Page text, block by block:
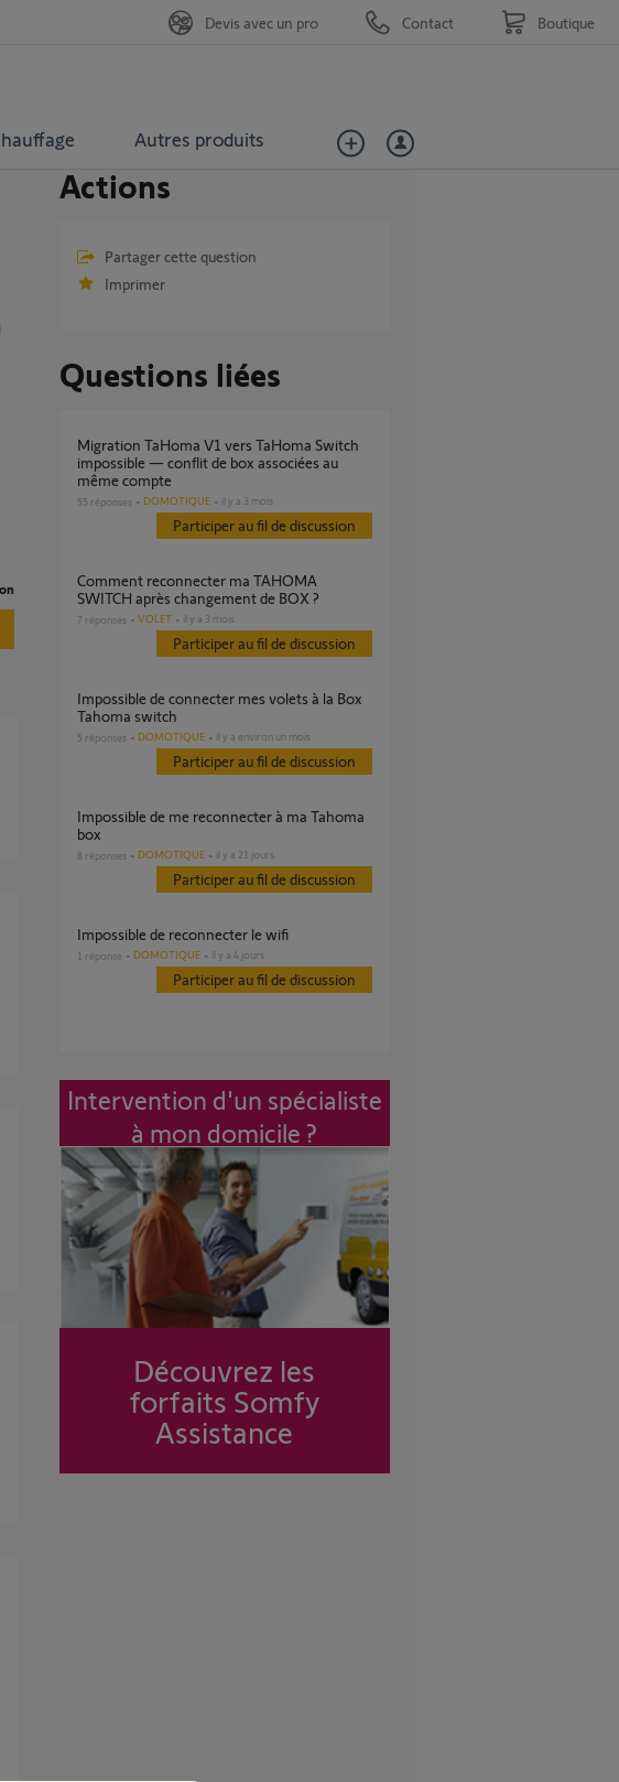
Autres produits
Devis avec un pro Contact Boutique
Actions
Partager cette question
Imprimer
Questions liées
Migration TaHoma V1 vers TaHoma Switch
impossible — conflit de box associées au
même compte
55 réponses DOMOTIQUE il y a 3 mois
Participer au fil de discussion
Comment reconnecter ma TAHOMA
SWITCH après changement de BOX ?
7 réponses VOLET il y a 3 mois
Participer au fil de discussion
Impossible de connecter mes volets à la Box
Tahoma switch
5 réponses DOMOTIQUE il y a environ un mois
Participer au fil de discussion
Impossible de me reconnecter à ma Tahoma
box
8 réponses DOMOTIQUE il y a 21 jours
Participer au fil de discussion
Impossible de reconnecter le wifi
1 réponse DOMOTIQUE il y a 4 jours
Participer au fil de discussion
Intervention d'un spécialiste
à mon domicile ?
Découvrez les
forfaits Somfy
Assistance